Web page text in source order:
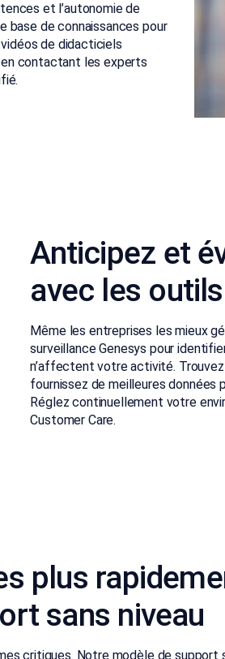
et l’autonomie de
de connaissances pour
de didacticiels
contactant les experts
Anticipez et
avec les
Même les entreprises les mieux
surveillance Genesys pour
n’affectent votre activité.
fournissez de meilleures données
Réglez continuellement votre
Customer Care.
plus
sans niveau
critiques. Notre modèle de support